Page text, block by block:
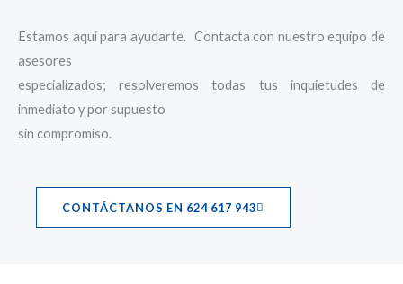
Estamos aquí para ayudarte. Contacta con nuestro equipo de
asesores
especializados; resolveremos todas tus inquietudes de
inmediato y por supuesto
sin compromiso.
CONTÁCTANOS EN 624 617 943